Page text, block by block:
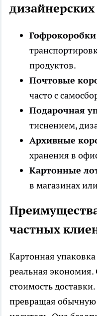
продуктов.
Почтовые
часто с
Подарочная
тиснением,
Архивные
хранения в
Картонные
в магазинах
частных
Картонная
реальная экономия.
стоимость
превращая